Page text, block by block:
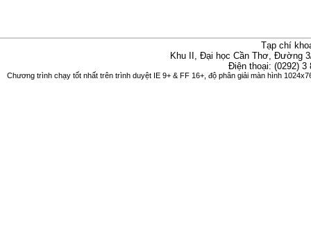
Tạp chí
Khu II, Đại học Cần Thơ, Đường
Điện thoại: (0292)
Chương trình chạy tốt nhất trên trình duyệt IE 9+ & FF 16+, độ phân giải màn hình